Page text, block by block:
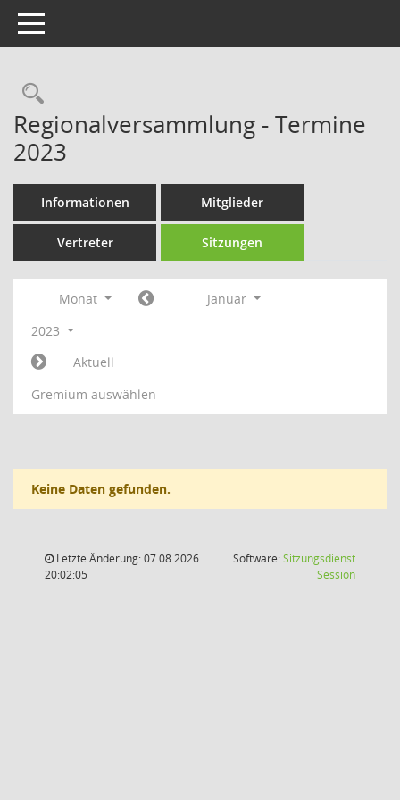
Toggle navigation
Rechercheauswahl
Regionalversammlung - Termine
2023
Informationen Mitglieder
Vertreter Sitzungen
Monat
Januar
2023
Aktuell
Gremium auswählen
Keine Daten gefunden.
Letzte Änderung: 07.08.2026
20:02:05
Software:Sitzungsdienst
Session(Wird in